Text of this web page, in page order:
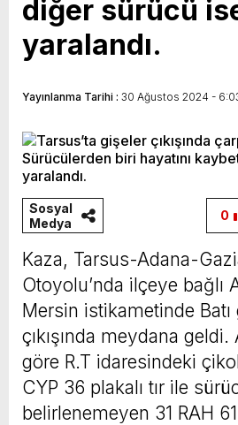
Vahap Seçer
Paylaşımda; Türkiye Belediyeler Birliği Başkanı
ve Mersin Büyükşehir Belediye
Kentimiz başta olmak üzere yerel
ilişkin birçok konuda fikir
bulunduk. Ortak akıl ve iş
görüşme gerçekleştirdik. Nazik ev sahipliği ve
Sayın Vahap Seçer’e teşekkür
Vahap Seçer
diğer sürücü
yaralandı.
Yayınlanma Tarihi : 30 Ağustos 2024 -
Sosyal
Medya
0
Kaza, Tarsus-Adana-
Otoyolu’nda ilçeye bağlı
Mersin istikametinde Batı
çıkışında meydana geldi.
göre R.T idaresindeki
CYP 36 plakalı tır ile
belirlenemeyen 31 RAH 61